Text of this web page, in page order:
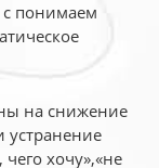
с понимаем
на снижение
устранение
хочу»,«не